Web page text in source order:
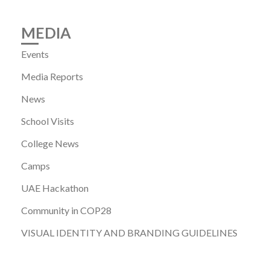
MEDIA
Events
Media Reports
News
School Visits
College News
Camps
UAE Hackathon
Community in COP28
VISUAL IDENTITY AND BRANDING GUIDELINES